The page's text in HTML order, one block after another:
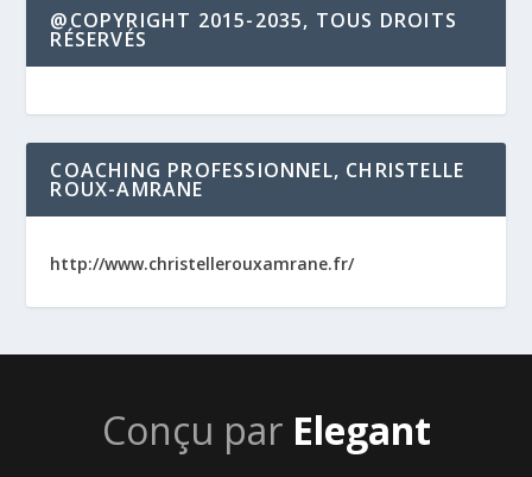
@COPYRIGHT 2015-2035, TOUS DROITS
RÉSERVÉS
COACHING PROFESSIONNEL, CHRISTELLE
ROUX-AMRANE
http://www.christellerouxamrane.fr/
Conçu par Elegant